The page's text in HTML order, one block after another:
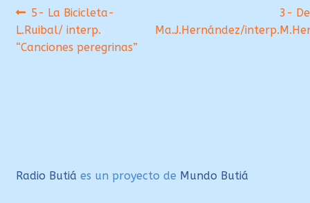
Navegación
de
Anterior:
5- La Bicicleta-
L.Ruibal/ interp.
“Canciones peregrinas”
3-
Ma.J.Hernández/
Radio Butiá es un proyecto de Mundo Butiá